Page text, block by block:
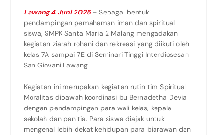
Lawang 4 Juni 2025– Sebagai bentuk
pendampingan pemahaman iman dan spiritual
siswa, SMPK Santa Maria 2 Malang mengadakan
kegiatan ziarah rohani dan rekreasi yang diikuti oleh
kelas 7A sampai 7E di Seminari Tinggi Interdiosesan
San Giovani Lawang.
Kegiatan ini merupakan kegiatan rutin tim Spiritual
Moralitas dibawah koordinasi bu Bernadetha Devia
dengan pendampingan para wali kelas, kepala
sekolah dan panitia. Para siswa diajak untuk
mengenal lebih dekat kehidupan para biarawan dan